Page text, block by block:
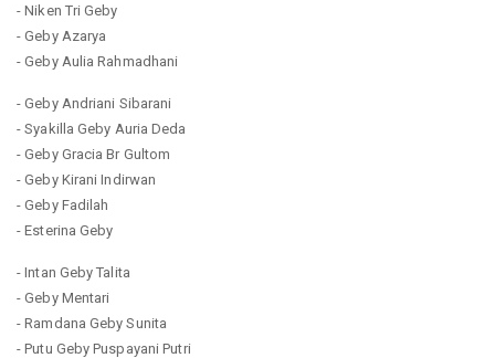
- Niken Tri Geby
- Geby Azarya
- Geby Aulia Rahmadhani
- Geby Andriani Sibarani
- Syakilla Geby Auria Deda
- Geby Gracia Br Gultom
- Geby Kirani Indirwan
- Geby Fadilah
- Esterina Geby
- Intan Geby Talita
- Geby Mentari
- Ramdana Geby Sunita
- Putu Geby Puspayani Putri